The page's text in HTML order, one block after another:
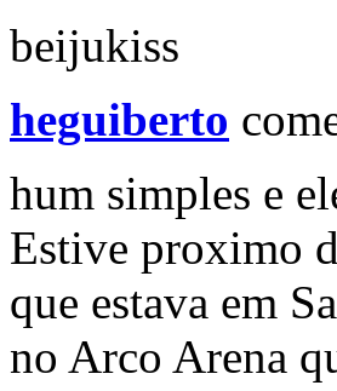
beijukiss
heguiberto
hum simples e
Estive proximo
que estava em
no Arco Arena